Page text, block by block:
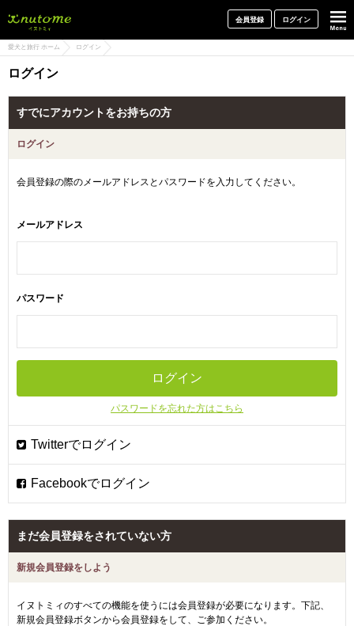
会員登録 ログイン
愛犬と旅行 ホーム ログイン
ログイン
すでにアカウントをお持ちの方
ログイン
会員登録の際のメールアドレスとパスワードを入力してください。
メールアドレス
パスワード
パスワードを忘れた方はこちら
まだ会員登録をされていない方
新規会員登録をしよう
イヌトミィのすべての機能を使うには会員登録が必要になります。下記、
新規会員登録ボタンから会員登録をして、ご参加ください。